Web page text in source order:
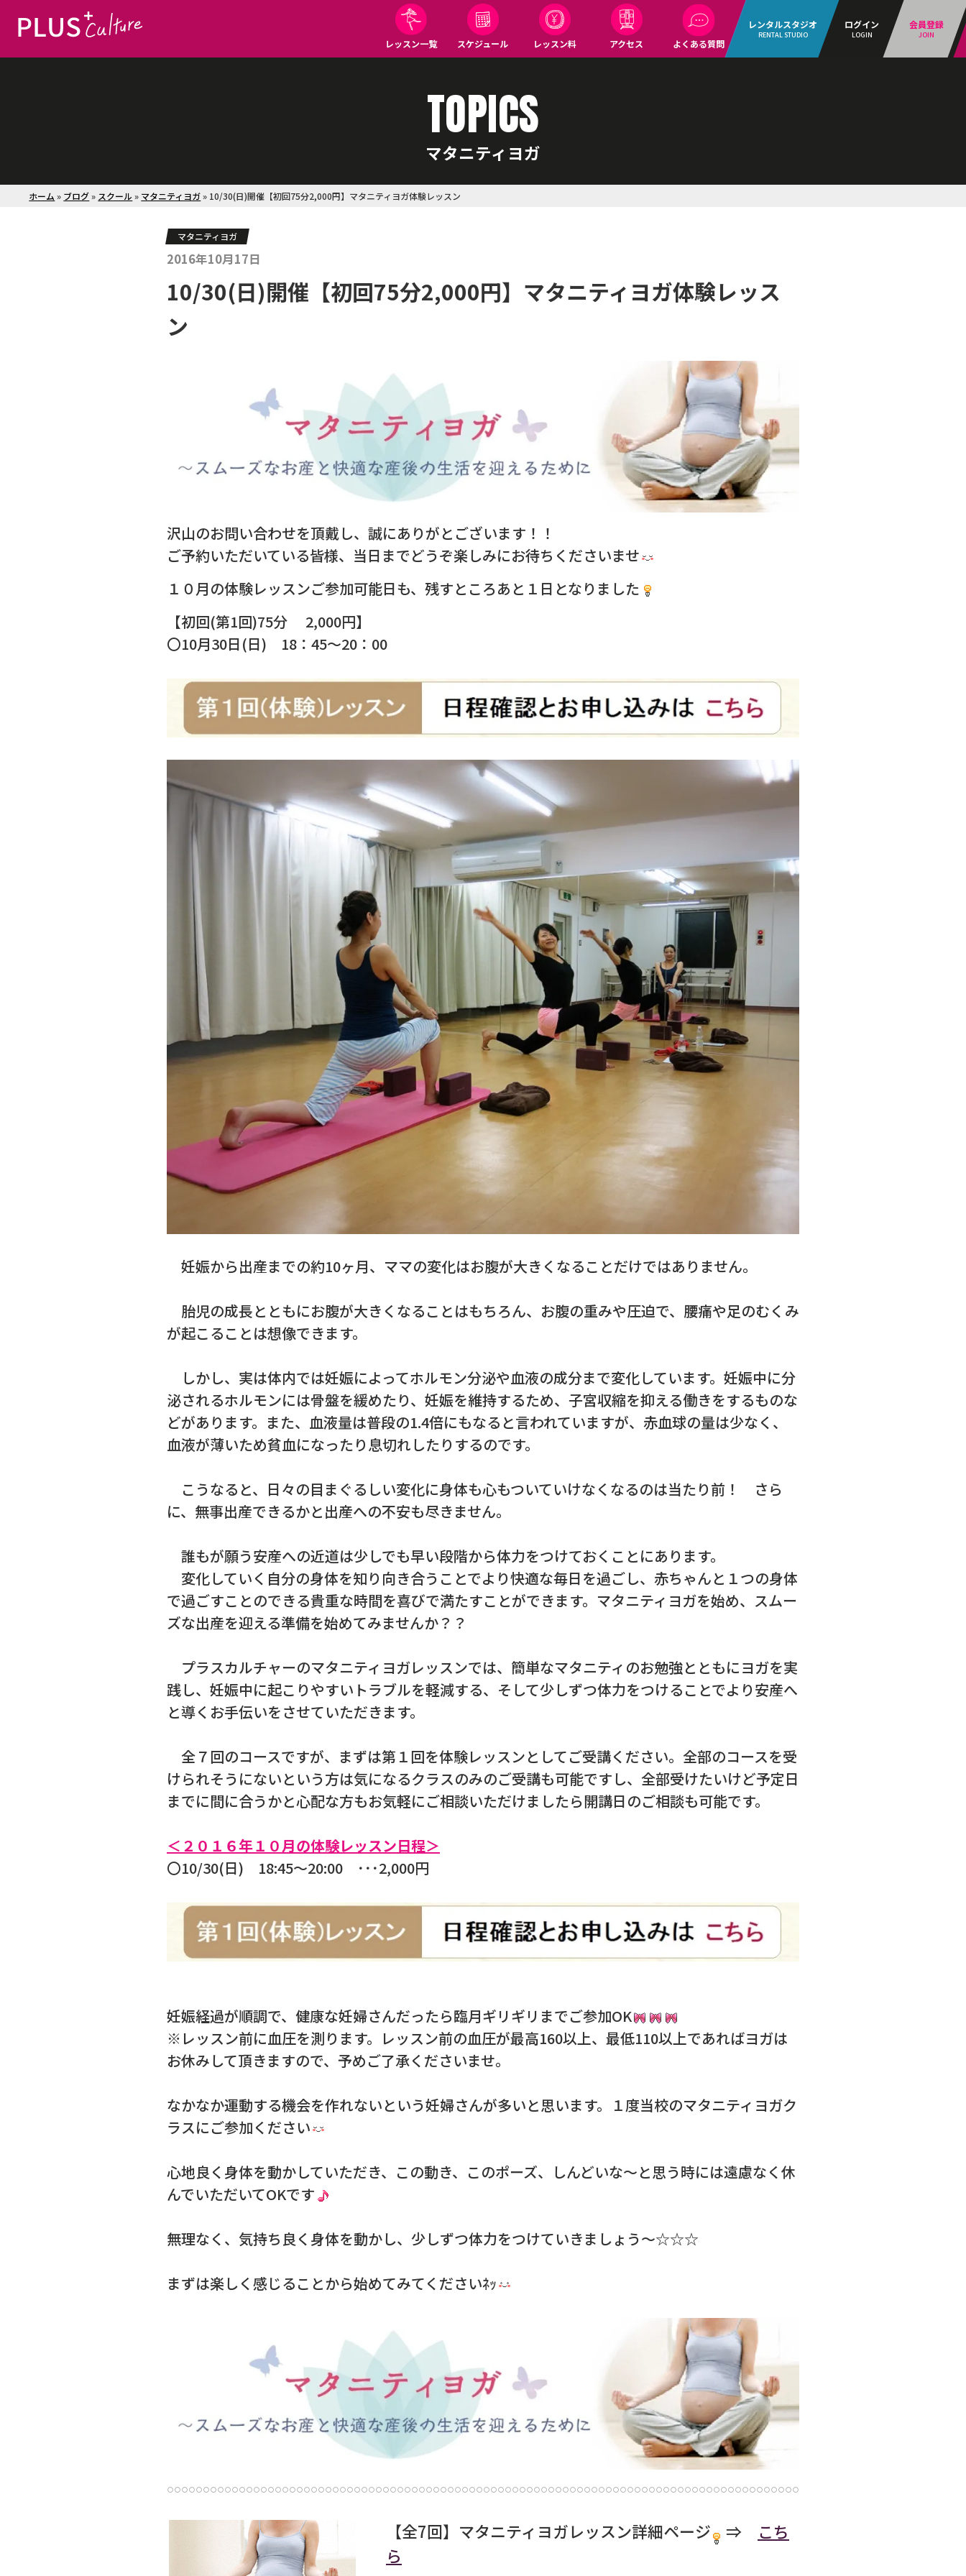
レッスン一覧 スケジュール レッスン料 アクセス よくある質問
レンタルスタジオ
RENTAL STUDIO
ログイン
LOGIN
会員登録
JOIN
TOPICS
マタニティヨガ
ホーム » ブログ» スクール » マタニティヨガ» 10/30(日)開催【初回75分2,000円】マタニティヨガ体験レッスン
マタニティヨガ
2016年10月17日
10/30(日)開催【初回75分2,000円】マタニティヨガ体験レッス
ン
沢山のお問い合わせを頂戴し、誠にありがとございます！！
ご予約いただいている皆様、当日までどうぞ楽しみにお待ちくださいませ
１０月の体験レッスンご参加可能日も、残すところあと１日となりました
【初回(第1回)75分 2,000円】
〇10月30日(日) 18：45～20：00
妊娠から出産までの約10ヶ月、ママの変化はお腹が大きくなることだけではありません。
胎児の成長とともにお腹が大きくなることはもちろん、お腹の重みや圧迫で、腰痛や足のむくみ
が起こることは想像できます。
しかし、実は体内では妊娠によってホルモン分泌や血液の成分まで変化しています。妊娠中に分
泌されるホルモンには骨盤を緩めたり、妊娠を維持するため、子宮収縮を抑える働きをするものな
どがあります。また、血液量は普段の1.4倍にもなると言われていますが、赤血球の量は少なく、
血液が薄いため貧血になったり息切れしたりするのです。
こうなると、日々の目まぐるしい変化に身体も心もついていけなくなるのは当たり前！ さら
に、無事出産できるかと出産への不安も尽きません。
誰もが願う安産への近道は少しでも早い段階から体力をつけておくことにあります。
変化していく自分の身体を知り向き合うことでより快適な毎日を過ごし、赤ちゃんと１つの身体
で過ごすことのできる貴重な時間を喜びで満たすことができます。マタニティヨガを始め、スムー
ズな出産を迎える準備を始めてみませんか？？
プラスカルチャーのマタニティヨガレッスンでは、簡単なマタニティのお勉強とともにヨガを実
践し、妊娠中に起こりやすいトラブルを軽減する、そして少しずつ体力をつけることでより安産へ
と導くお手伝いをさせていただきます。
全７回のコースですが、まずは第１回を体験レッスンとしてご受講ください。全部のコースを受
けられそうにないという方は気になるクラスのみのご受講も可能ですし、全部受けたいけど予定日
までに間に合うかと心配な方もお気軽にご相談いただけましたら開講日のご相談も可能です。
＜２０１６年１０月の体験レッスン日程＞
〇10/30(日) 18:45～20:00 ･･･2,000円
妊娠経過が順調で、健康な妊婦さんだったら臨月ギリギリまでご参加OK
※レッスン前に血圧を測ります。レッスン前の血圧が最高160以上、最低110以上であればヨガは
お休みして頂きますので、予めご了承くださいませ。
なかなか運動する機会を作れないという妊婦さんが多いと思います。１度当校のマタニティヨガク
ラスにご参加ください
心地良く身体を動かしていただき、この動き、このポーズ、しんどいな～と思う時には遠慮なく休
んでいただいてOKです
無理なく、気持ち良く身体を動かし、少しずつ体力をつけていきましょう～☆☆☆
まずは楽しく感じることから始めてみてくださいﾈｯ
【全7回】マタニティヨガレッスン詳細ページ ⇒ こち
ら